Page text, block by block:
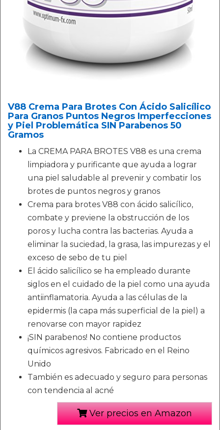
V88 Crema Para Brotes Con Ácido Salicílico
Para Granos Puntos Negros Imperfecciones
y Piel Problemática SIN Parabenos 50
Gramos
La CREMA PARA BROTES V88 es una crema
limpiadora y purificante que ayuda a lograr
una piel saludable al prevenir y combatir los
brotes de puntos negros y granos
Crema para brotes V88 con ácido salicílico,
combate y previene la obstrucción de los
poros y lucha contra las bacterias. Ayuda a
eliminar la suciedad, la grasa, las impurezas y el
exceso de sebo de tu piel
El ácido salicílico se ha empleado durante
siglos en el cuidado de la piel como una ayuda
antiinflamatoria. Ayuda a las células de la
epidermis (la capa más superficial de la piel) a
renovarse con mayor rapidez
¡SIN parabenos! No contiene productos
químicos agresivos. Fabricado en el Reino
Unido
También es adecuado y seguro para personas
con tendencia al acné
Ver precios en Amazon